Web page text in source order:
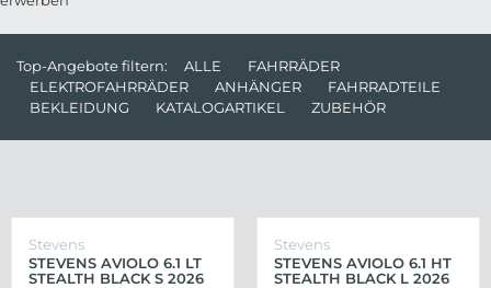
Top-Angebote filtern: ALLE
FAHRRÄDER
ELEKTROFAHRRÄDER
ANHÄNGER
FAHRRADTEILE
BEKLEIDUNG
KATALOGARTIKEL ZUBEHÖR
Stevens
STEVENS AVIOLO 6.1 LT
STEALTH BLACK S 2026
Stevens
STEVENS AVIOLO 6.1 HT
STEALTH BLACK L 2026